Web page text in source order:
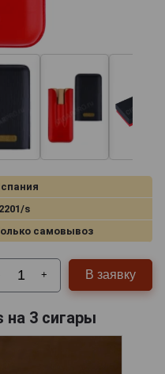
s
самовывоз
+ В заявку
3 сигары